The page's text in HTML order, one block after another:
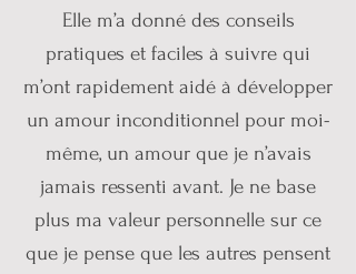
Elle m’a donné des conseils
pratiques et faciles à suivre qui
m’ont rapidement aidé à développer
un amour inconditionnel pour moi-
même, un amour que je n’avais
jamais ressenti avant. Je ne base
plus ma valeur personnelle sur ce
que je pense que les autres pensent